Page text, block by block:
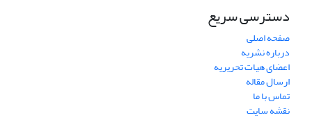
دسترسی سریع
صفحه اصلی
درباره نشریه
اعضای هیات تحریریه
ارسال مقاله
تماس با ما
نقشه سایت